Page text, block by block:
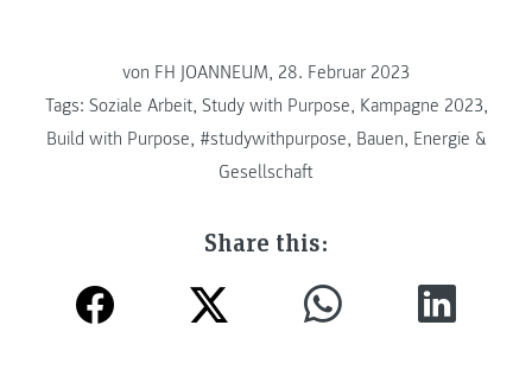
von FH JOANNEUM, 28. Februar 2023
Tags: Soziale Arbeit, Study with Purpose, Kampagne 2023,
Build with Purpose, #studywithpurpose, Bauen, Energie &
Gesellschaft
Share this: